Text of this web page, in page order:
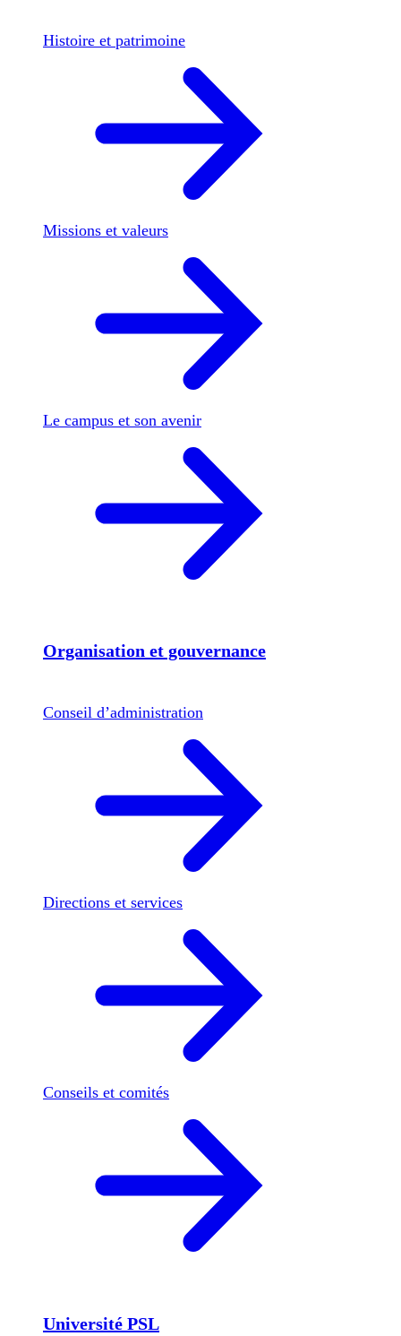
Histoire et patrimoine
Missions et valeurs
Le campus et son avenir
Organisation et gouvernance
Conseil d’administration
Directions et services
Conseils et comités
Université PSL